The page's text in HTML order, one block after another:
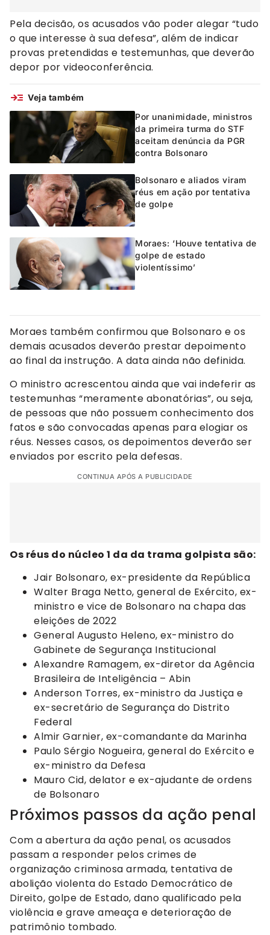
Pela decisão, os acusados vão poder alegar “tudo
o que interesse à sua defesa”, além de indicar
provas pretendidas e testemunhas, que deverão
depor por videoconferência.
Veja também
Por unanimidade, ministros
da primeira turma do STF
aceitam denúncia da PGR
contra Bolsonaro
Bolsonaro e aliados viram
réus em ação por tentativa
de golpe
Moraes: ‘Houve tentativa de
golpe de estado
violentíssimo’
Moraes também confirmou que Bolsonaro e os
demais acusados deverão prestar depoimento
ao final da instrução. A data ainda não definida.
O ministro acrescentou ainda que vai indeferir as
testemunhas “meramente abonatórias”, ou seja,
de pessoas que não possuem conhecimento dos
fatos e são convocadas apenas para elogiar os
réus. Nesses casos, os depoimentos deverão ser
enviados por escrito pela defesas.
CONTINUA APÓS A PUBLICIDADE
Os réus do núcleo 1 da da trama golpista são:
Jair Bolsonaro, ex-presidente da República
Walter Braga Netto, general de Exército, ex-
ministro e vice de Bolsonaro na chapa das
eleições de 2022
General Augusto Heleno, ex-ministro do
Gabinete de Segurança Institucional
Alexandre Ramagem, ex-diretor da Agência
Brasileira de Inteligência – Abin
Anderson Torres, ex-ministro da Justiça e
ex-secretário de Segurança do Distrito
Federal
Almir Garnier, ex-comandante da Marinha
Paulo Sérgio Nogueira, general do Exército e
ex-ministro da Defesa
Mauro Cid, delator e ex-ajudante de ordens
de Bolsonaro
Próximos passos da ação penal
Com a abertura da ação penal, os acusados
passam a responder pelos crimes de
organização criminosa armada, tentativa de
abolição violenta do Estado Democrático de
Direito, golpe de Estado, dano qualificado pela
violência e grave ameaça e deterioração de
patrimônio tombado.